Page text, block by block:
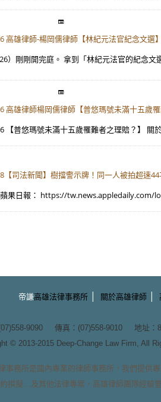
高雄律師-楊岡儒律師【林紀元法官紀念文選
）剛剛開完庭。 拿到「林紀元法官的紀念
高雄律師楊岡儒律師【普悠瑪號未滿十五歲罹
【普悠瑪號未滿十五歲罹難者之理賠？】 關
【司法新聞】樹擋警示牌！同一人被拍超速
果日報： https://tw.news.appledaily.com/
帝謙高雄法律事務所 | 關於高雄律師 |
9090 傳真：(07)558-9010 地址：
© 2013-2015 Deep-Change Law Firm, All
事務所是國內專業的律師事務所 ，我們提供
撰擬 …及其他法律專案， 高雄律師團隊經驗